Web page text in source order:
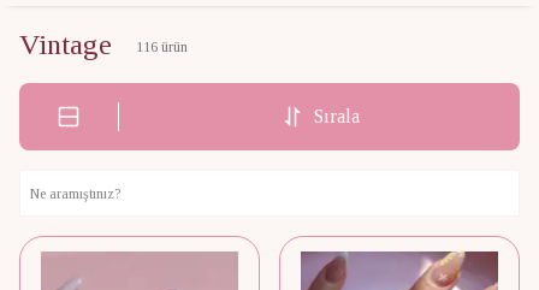
Vintage 116 ürün
Sırala